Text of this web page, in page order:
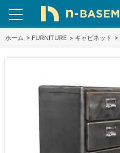
ホーム > FURNITURE > キャビネット >